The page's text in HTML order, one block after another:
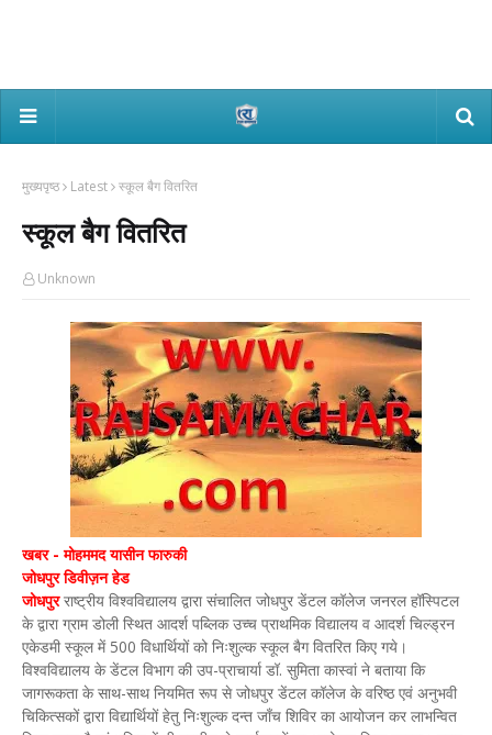
मुख्यपृष्ठ Latest स्कूल बैग वितरित
स्कूल बैग वितरित
Unknown
खबर - मोहममद यासीन फारुकी
जोधपुर डिवीज़न हेड
जोधपुरराष्ट्रीय विश्वविद्यालय द्वारा संचालित जोधपुर डेंटल कॉलेज जनरल हॉस्पिटल
के द्वारा ग्राम डोली स्थित आदर्श पब्लिक उच्च प्राथमिक विद्यालय व आदर्श चिल्ड्रन
एकेडमी स्कूल में 500 विधार्थियों को निःशुल्क स्कूल बैग वितरित किए गये।
विश्वविद्यालय के डेंटल विभाग की उप-प्राचार्या डॉ. सुमिता कास्वां ने बताया कि
जागरूकता के साथ-साथ नियमित रूप से जोधपुर डेंटल कॉलेज के वरिष्ठ एवं अनुभवी
चिकित्सकों द्वारा विद्यार्थियों हेतु निःशुल्क दन्त जाँच शिविर का आयोजन कर लाभन्वित